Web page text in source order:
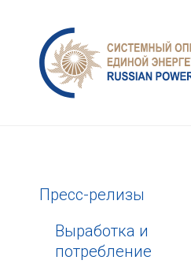
Пресс-релизы
Выработка и
потребление